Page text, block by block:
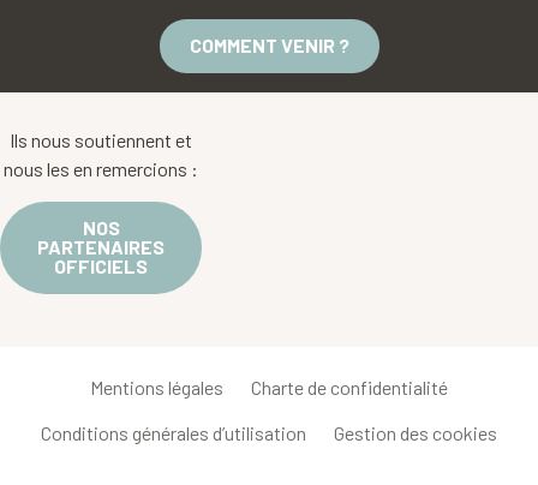
COMMENT VENIR ?
Ils nous soutiennent et
nous les en remercions :
NOS
PARTENAIRES
OFFICIELS
Mentions légales Charte de confidentialité
Conditions générales d’utilisation Gestion des cookies